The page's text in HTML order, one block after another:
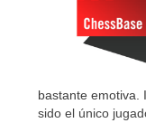
bastante emotiva.
sido el único